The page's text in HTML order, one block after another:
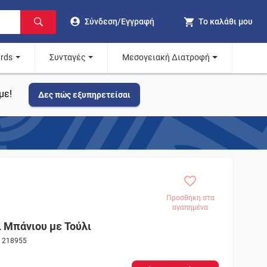
Σύνδεση/Εγγραφή Το καλάθι μου
Συνταγές Μεσογειακή Διατροφή
Δες πώς εξυπηρετείσαι
Προσθήκη στα
αγαπημένα
με Τούλι
218955